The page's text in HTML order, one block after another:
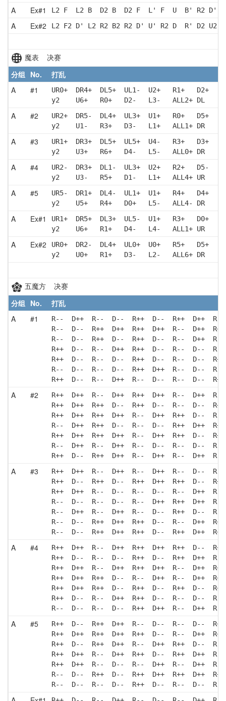
A Ex#1 L2 F  L2 B  D2 B  D2 F  L' F  U  B' R2 D'
A Ex#2 L2 F2 D' L2 R2 B2 R2 D' U' R2 D  R' D2
魔表 决赛
分组 No.
打乱
A
#1
UR0+  DR4+  DL5+  UL1-  U2+   R1+   D2+
y2    U6+   R0+   D2-   L3-   ALL2+ DL
A #2
UR2+  DR5-  DL4+  UL3+  U1+   R0+   D5+
y2    U1-   R3+   D3-   L1+   ALL1+ DR
A #3
UR1+  DR3+  DL5+  UL5+  U4-   R3+   D3+
y2    U3+   R6+   D4-   L5-   ALL0+ DR
A #4
UR2-  DR3+  DL1-  UL3+  U2+   R2+   D5-
y2    U3-   R5+   D1-   L1+   ALL4+ UR
A #5
UR5-  DR1+  DL4-  UL1+  U1+   R4+   D4+
y2    U5+   R4+   D0+   L5-   ALL4- DR
A Ex#1
UR1+  DR5+  DL3+  UL5-  U1+   R3+   D0+
y2    U6+   R1+   D4-   L4-   ALL1+ UR
A Ex#2
UR0+  DR2-  DL4+  UL0+  U0+   R5+   D5+
y2    U0+   R1+   D3-   L2-   ALL6+ DR
五魔方 决赛
分组 No.
打乱
A
#1
R--  D++  R--  D--  R++  D--  R++  D++
R--  D--  R++  D++  R++  D++  R--  D++
R--  D--  R++  D--  R++  D--  R--  D++
R++  D--  R--  D++  R++  D--  R--  D--
R++  D--  R--  D--  R++  D--  R--  D--
R--  D--  R--  D--  R++  D++  R--  D--
R++  D--  R--  D++  R--  D--  R--  D--
A #2
R++  D++  R--  D++  R++  D++  R--  D++
R++  D++  R++  D--  R++  D--  R--  D--
R++  D++  R++  D++  R--  D++  R++  D--
R--  D++  R++  D--  R--  D--  R++  D++
R++  D++  R++  D++  R--  D++  R++  D--
R--  D++  R--  D++  R--  D--  R--  D--
R++  D--  R++  D++  R--  D++  R--  D++
A #3
R++  D++  R--  D++  R--  D++  R--  D--
R++  D--  R++  D--  R++  D++  R++  D--
R++  D++  R--  D--  R--  D--  R--  D++
R--  D--  R--  D--  R--  D++  R++  D++
R--  D++  R--  D++  R--  D--  R++  D--
R--  D--  R++  D++  R++  D--  R--  D++
R--  D--  R++  D++  R++  D--  R++  D++
A #4
R++  D++  R--  D++  R++  D++  R++  D--
R++  D--  R--  D--  R++  D--  R++  D++
R++  D++  R--  D++  R++  D++  R--  D++
R++  D++  R++  D--  R--  D++  R--  D++
R++  D++  R++  D--  R++  D--  R++  D--
R++  D--  R--  D++  R++  D--  R--  D--
R--  D--  R--  D--  R++  D++  R--  D++
A #5
R++  D--  R++  D++  R--  D--  R--  D--
R++  D++  R++  D++  R++  D--  R--  D++
R++  D--  R++  D++  R--  D++  R++  D--
R++  D++  R--  D++  R++  D--  R++  D++
R++  D++  R--  D--  R--  D++  R--  D++
R--  D--  R++  D--  R++  D++  R++  D++
R--  D--  R--  D--  R++  D--  R--  D--